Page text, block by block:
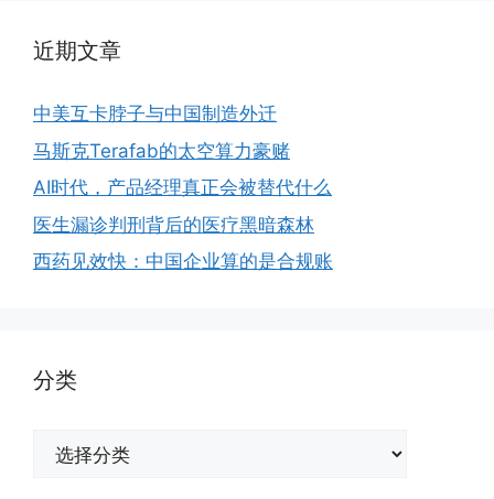
近期文章
中美互卡脖子与中国制造外迁
马斯克Terafab的太空算力豪赌
AI时代，产品经理真正会被替代什么
医生漏诊判刑背后的医疗黑暗森林
西药见效快：中国企业算的是合规账
分类